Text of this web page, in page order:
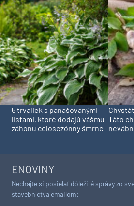
5 trvaliek s panašovanými
listami, ktoré dodajú vášmu
záhonu celosezónny šmrnc
Táto
ENOVINY
Nechajte si posielať dôležité správy zo
stavebníctva emailom: